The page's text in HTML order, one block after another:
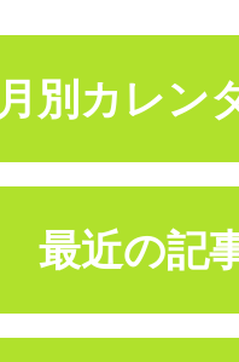
月別カレン
最近の記